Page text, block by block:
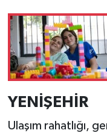
YENİŞEHİR
Ulaşım rahatlığı,